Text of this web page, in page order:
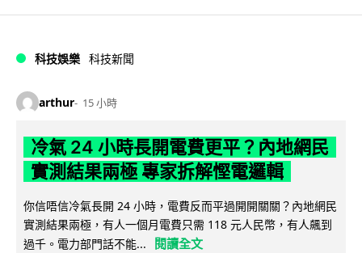
科技娛樂 科技新聞
arthur 15 小時
冷氣 24 小時長開電費更平？內地網民
實測結果兩極 專家拆解慳電邏輯
你信唔信冷氣長開 24 小時，電費反而平過開開關關？內地網民
實測結果兩極，有人一個月電費只需 118 元人民幣，有人飆到
過千。電力部門話不能...
閱讀全文